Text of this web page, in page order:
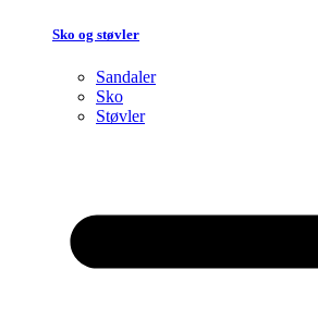
Sko og støvler
Sandaler
Sko
Støvler